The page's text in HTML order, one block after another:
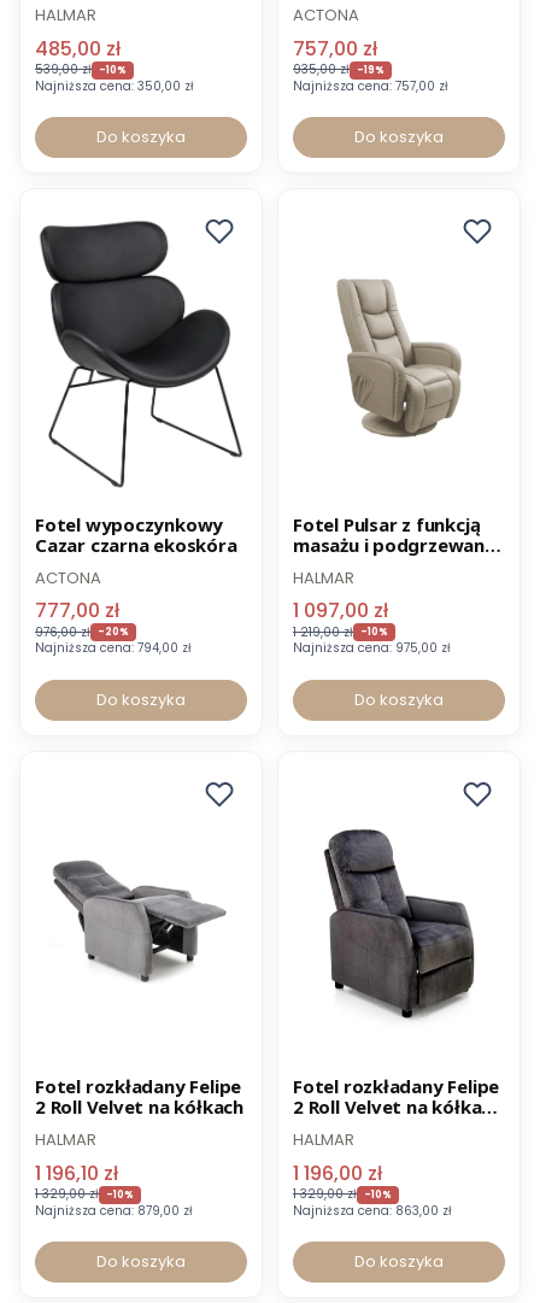
HALMAR
485,00 zł
539,00 zł -10%
Najniższa cena: 350,00 zł
Do koszyka
ACTONA
757,00 zł
935,00 zł -19%
Najniższa cena: 757,00 zł
Do koszyka
Promocja
Fotel wypoczynkowy
Cazar czarna ekoskóra
ACTONA
777,00 zł
976,00 zł -20%
Najniższa cena: 794,00 zł
Do koszyka
Nowość
Promocja
Wysyłka 24h
Fotel Pulsar z funkcją
masażu i podgrzewania
-20% OUTLET
HALMAR
1 097,00 zł
1 219,00 zł -10%
Najniższa cena: 975,00 zł
Do koszyka
Promocja
Fotel rozkładany Felipe
2 Roll Velvet na kółkach
HALMAR
1 196,10 zł
1 329,00 zł -10%
Najniższa cena: 879,00 zł
Do koszyka
Nowość
Promocja
Wysyłka 24h
Fotel rozkładany Felipe
2 Roll Velvet na kółkach
HALMAR
1 196,00 zł
1 329,00 zł -10%
Najniższa cena: 863,00 zł
Do koszyka